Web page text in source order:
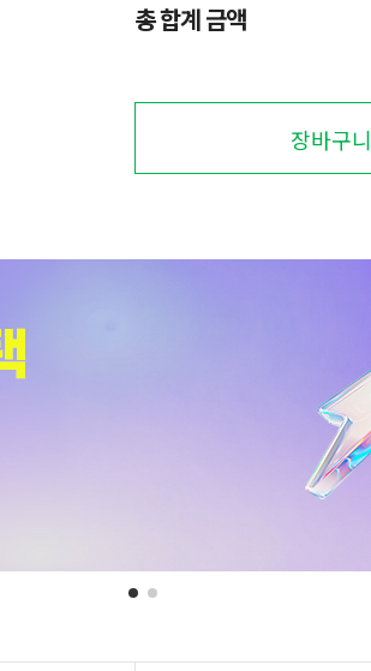
총 합계 금액
장바구니